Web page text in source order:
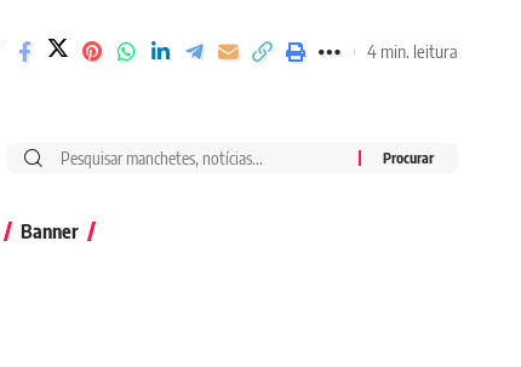
4 min. leitura
Banner